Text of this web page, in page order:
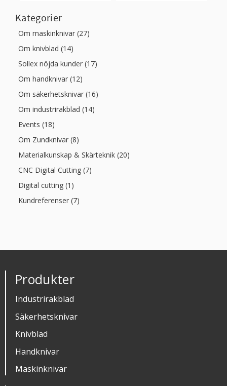
Kategorier
Om maskinknivar (27)
Om knivblad (14)
Sollex nöjda kunder (17)
Om handknivar (12)
Om säkerhetsknivar (16)
Om industrirakblad (14)
Events (18)
Om Zundknivar (8)
Materialkunskap & Skärteknik (20)
CNC Digital Cutting (7)
Digital cutting (1)
Kundreferenser (7)
Produkter
Industrirakblad
Säkerhetsknivar
Knivblad
Handknivar
Maskinknivar